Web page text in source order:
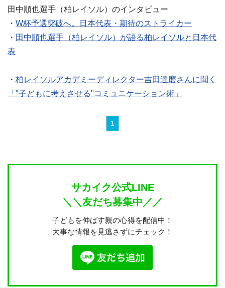
田中順也選手（柏レイソル）のインタビュー
・ W杯予選突破へ。日本代表・期待のストライカー
・ 田中順也選手（柏レイソル）が語る柏レイソルと日本代
表
・ 柏レイソルアカデミーディレクター吉田達磨さんに聞く
「"子どもに考えさせる"コミュニケーション術」
1
サカイク公式LINE
＼＼友だち募集中／／
子どもを伸ばす親の心得を配信中！
大事な情報を見逃さずにチェック！